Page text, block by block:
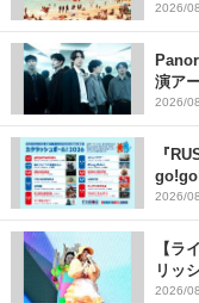
2026/
演ア
スら
2026/
『
場、
2026/
【ラ
リッ
を盛
2026/